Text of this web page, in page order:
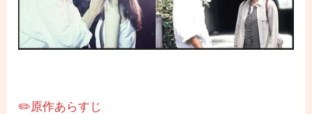
✏️原作あらすじ